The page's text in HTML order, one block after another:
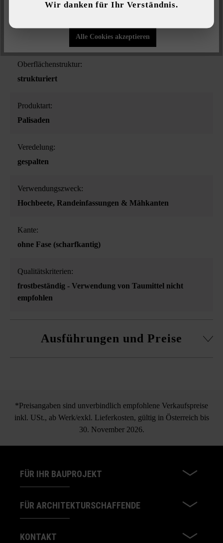
granitgrau-schattiert
Oberflächenstruktur:
strukturiert
Produktart:
Palisaden
Veredelung:
gespalten
Verwendungszweck:
Hochbeete, Randeinfassungen & Mähkanten
Kante:
ohne Fase (scharfkantig)
Qualitätskriterien:
frostbeständig - Verwendung von Taumittel nicht
empfohlen
Ausführungen und Preise
*Preisangaben sind unverbindlich empfohlene Verkaufspreise
inkl. USt., ab Werk/exkl. Lieferkosten, gültig in Österreich bis
30. November 2026.
FÜR IHR BAUPROJEKT
FÜR ARCHITEKTURSCHAFFENDE
KONTAKT
Alle Cookies akzeptieren
Wir danken für Ihr Verständnis.